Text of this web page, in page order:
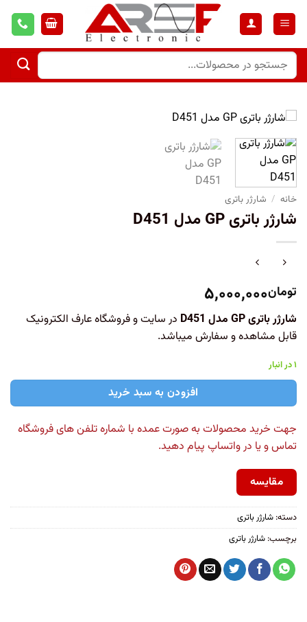
خانه / شارژر باتری
شارژر باتری GP مدل D451
تومان۵,۰۰۰,۰۰۰
شارژر باتری GP مدل D451
در سایت و فروشگاه عارف الکترونیک
قابل مشاهده و سفارش میباشد.
۱ در انبار
افزودن به سبد خرید
جهت خرید محصولات به صورت عمده با شماره تلفن های فروشگاه
تماس و یا در واتساپ پیام دهید.
مقایسه
دسته: شارژر باتری
برچسب: شارژر باتری